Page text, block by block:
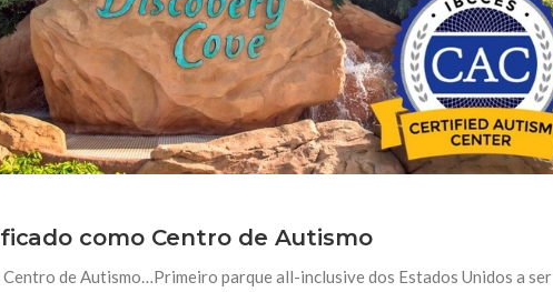
como Centro de Autismo
de Autismo…Primeiro parque all-inclusive dos Estados Unidos a ser